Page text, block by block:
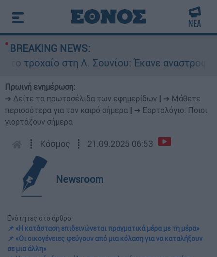
BREAKING NEWS:
στη Λ. Σουνίου: Έκανε αναστροφή ο οδηγός -
Πρωινή ενημέρωση:
➔ Δείτε τα πρωτοσέλιδα των εφημερίδων
➔ Μάθετε
περισσότερα για τον καιρό σήμερα
➔ Εορτολόγιο: Ποιοι
γιορτάζουν σήμερα
┋ Κόσμος ┋ 21.09.2025 06:53
Newsroom
Ενότητες στο άρθρο:
📌 «Η κατάσταση επιδεινώνεται πραγματικά μέρα με τη μέρα»
📌 «Οι οικογένειες φεύγουν από μια κόλαση για να καταλήξουν
σε μια άλλη»